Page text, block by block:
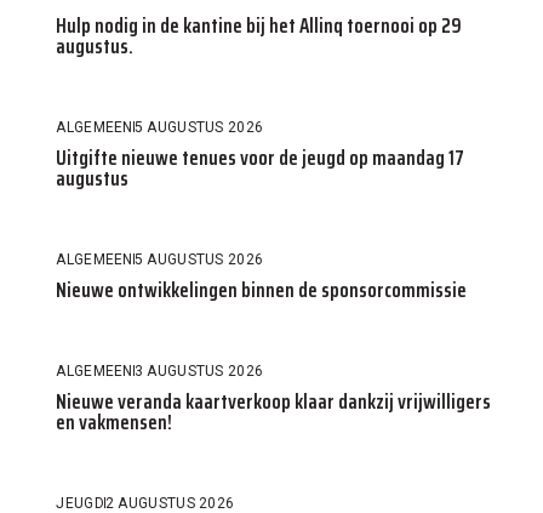
Hulp nodig in de kantine bij het Allinq toernooi op 29
augustus.
ALGEMEEN5 AUGUSTUS 2026
Uitgifte nieuwe tenues voor de jeugd op maandag 17
augustus
ALGEMEEN5 AUGUSTUS 2026
Nieuwe ontwikkelingen binnen de sponsorcommissie
ALGEMEEN3 AUGUSTUS 2026
Nieuwe veranda kaartverkoop klaar dankzij vrijwilligers
en vakmensen!
JEUGD2 AUGUSTUS 2026